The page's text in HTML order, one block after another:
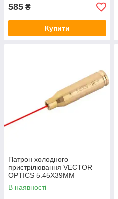
585 ₴
Купити
Патрон холодного
пристрілювання VECTOR
OPTICS 5.45X39MM
В наявності